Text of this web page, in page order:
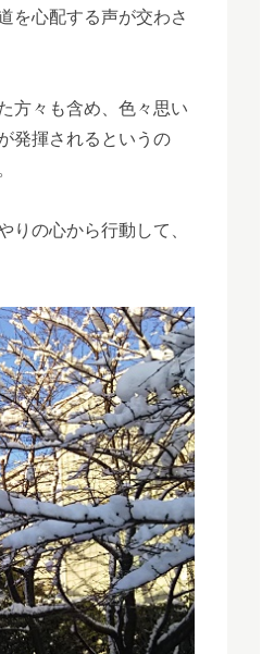
を心配する声が交わさ
方々も含め、色々思い
発揮されるというの
りの心から行動して、